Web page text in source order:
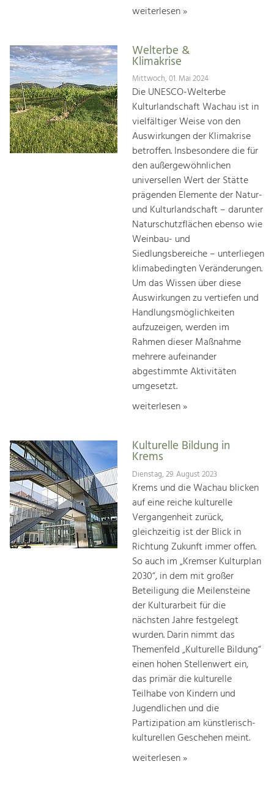
weiterlesen »
Welterbe &
Klimakrise
Mittwoch, 01. Mai 2024
Die UNESCO-Welterbe
Kulturlandschaft Wachau ist in
vielfältiger Weise von den
Auswirkungen der Klimakrise
betroffen. Insbesondere die für
den außergewöhnlichen
universellen Wert der Stätte
prägenden Elemente der Natur-
und Kulturlandschaft – darunter
Naturschutzflächen ebenso wie
Weinbau- und
Siedlungsbereiche – unterliegen
klimabedingten Veränderungen.
Um das Wissen über diese
Auswirkungen zu vertiefen und
Handlungsmöglichkeiten
aufzuzeigen, werden im
Rahmen dieser Maßnahme
mehrere aufeinander
abgestimmte Aktivitäten
umgesetzt.
weiterlesen »
Kulturelle Bildung in
Krems
Dienstag, 29. August 2023
Krems und die Wachau blicken
auf eine reiche kulturelle
Vergangenheit zurück,
gleichzeitig ist der Blick in
Richtung Zukunft immer offen.
So auch im „Kremser Kulturplan
2030“, in dem mit großer
Beteiligung die Meilensteine
der Kulturarbeit für die
nächsten Jahre festgelegt
wurden. Darin nimmt das
Themenfeld „Kulturelle Bildung“
einen hohen Stellenwert ein,
das primär die kulturelle
Teilhabe von Kindern und
Jugendlichen und die
Partizipation am künstlerisch-
kulturellen Geschehen meint.
weiterlesen »